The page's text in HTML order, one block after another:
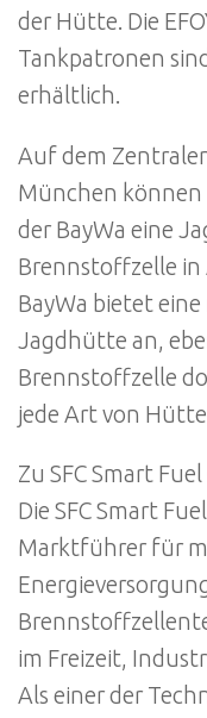
der Hütte. Die
Tankpatronen
erhältlich.
Auf dem
München können
der BayWa eine
Brennstoffzelle in
BayWa bietet
Jagdhütte an,
Brennstoffzelle
jede Art von
Zu SFC Smart Fuel
Die SFC Smart
Marktführer für
im Freizeit,
Als einer der